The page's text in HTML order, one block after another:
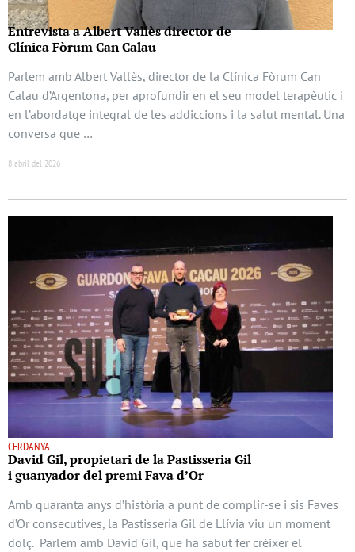
Entrevista a Albert Vallès director de
Clínica Fòrum Can Calau
Parlem amb Albert Vallès, director de la Clínica Fòrum Can
Calau d’Argentona, per aprofundir en el seu model terapèutic i
en l’abordatge integral de les addiccions i la salut mental. Una
conversa que …
8 abril del 2026
CERDANYA
David Gil, propietari de la Pastisseria Gil
i guanyador del premi Fava d’Or
Amb quaranta anys d’història a punt de complir-se i sis Faves
d’Or consecutives, la Pastisseria Gil de Llívia viu un moment
dolç. Parlem amb David Gil, que ha sabut fer créixer el